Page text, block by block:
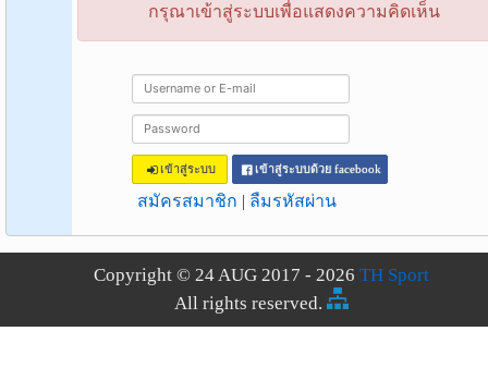
กรุณาเข้าสู่ระบบเพื่อแสดงความคิดเห็น
เข้าสู่ระบบ เข้าสู่ระบบด้วย facebook
สมัครสมาชิก | ลืมรหัสผ่าน
Copyright © 24 AUG 2017 - 2026 TH Sport
All rights reserved.